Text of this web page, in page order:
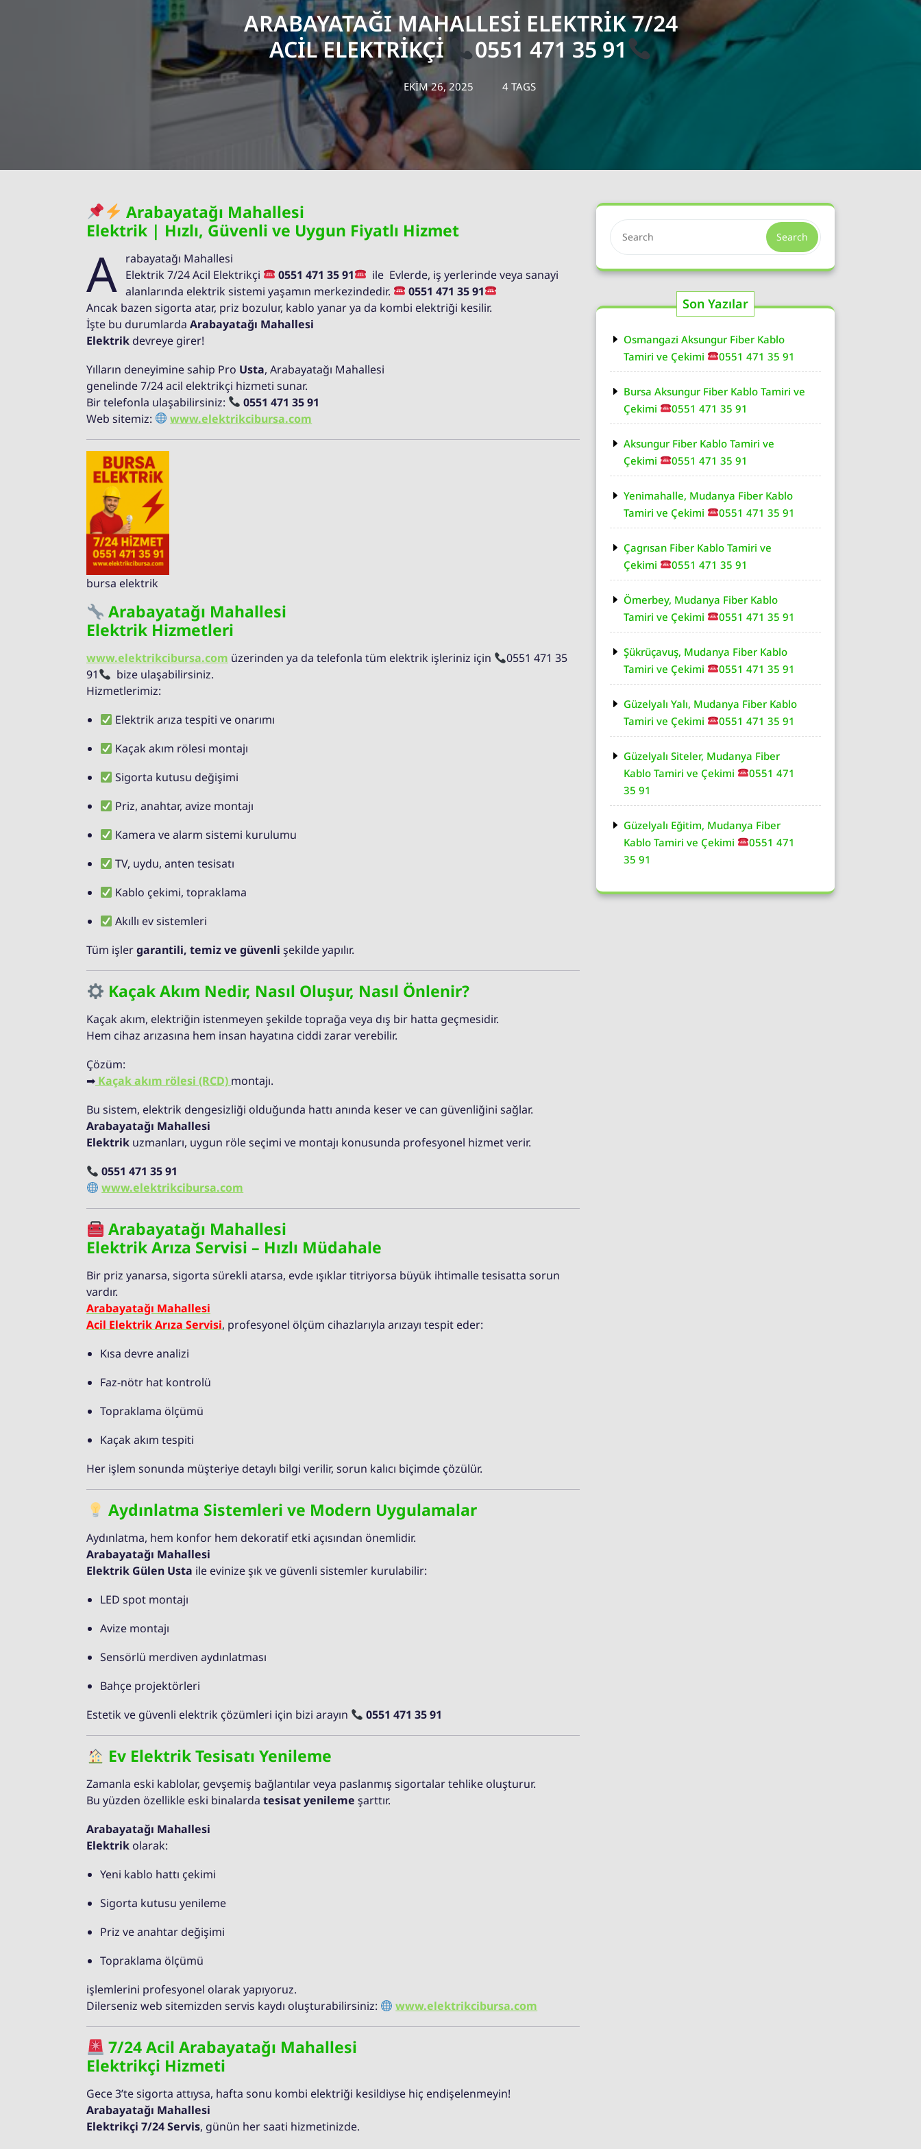
ARABAYATAĞI MAHALLESI ELEKTRIK 7/24
ACIL ELEKTRIKÇI
0551 471 35 91
EKIM 26, 2025 4 TAGS
Arabayatağı Mahallesi
Elektrik | Hızlı, Güvenli ve Uygun Fiyatlı Hizmet
A rabayatağı Mahallesi
Elektrik 7/24 Acil Elektrikçi
0551 471 35 91
ile Evlerde, iş yerlerinde veya sanayi
alanlarında elektrik sistemi yaşamın merkezindedir.
0551 471 35 91
Ancak bazen sigorta atar, priz bozulur, kablo yanar ya da kombi elektriği kesilir.
İşte bu durumlarda Arabayatağı Mahallesi
Elektrik devreye girer!
Yılların deneyimine sahip Pro Usta, Arabayatağı Mahallesi
genelinde 7/24 acil elektrikçi hizmeti sunar.
Bir telefonla ulaşabilirsiniz:
0551 471 35 91
Web sitemiz:
www.elektrikcibursa.com
bursa elektrik
Arabayatağı Mahallesi
Elektrik Hizmetleri
www.elektrikcibursa.com üzerinden ya da telefonla tüm elektrik işleriniz için
0551 471 35
91
bize ulaşabilirsiniz.
Hizmetlerimiz:
Elektrik arıza tespiti ve onarımı
Kaçak akım rölesi montajı
Sigorta kutusu değişimi
Priz, anahtar, avize montajı
Kamera ve alarm sistemi kurulumu
TV, uydu, anten tesisatı
Kablo çekimi, topraklama
Akıllı ev sistemleri
Tüm işlergarantili, temiz ve güvenli şekilde yapılır.
Kaçak Akım Nedir, Nasıl Oluşur, Nasıl Önlenir?
Kaçak akım, elektriğin istenmeyen şekilde toprağa veya dış bir hatta geçmesidir.
Hem cihaz arızasına hem insan hayatına ciddi zarar verebilir.
Çözüm:
➡ Kaçak akım rölesi (RCD) montajı.
Bu sistem, elektrik dengesizliği olduğunda hattı anında keser ve can güvenliğini sağlar.
Arabayatağı Mahallesi
Elektrik uzmanları, uygun röle seçimi ve montajı konusunda profesyonel hizmet verir.
0551 471 35 91
www.elektrikcibursa.com
Arabayatağı Mahallesi
Elektrik Arıza Servisi – Hızlı Müdahale
Bir priz yanarsa, sigorta sürekli atarsa, evde ışıklar titriyorsa büyük ihtimalle tesisatta sorun
vardır.
Arabayatağı Mahallesi
Acil Elektrik Arıza Servisi, profesyonel ölçüm cihazlarıyla arızayı tespit eder:
Kısa devre analizi
Faz-nötr hat kontrolü
Topraklama ölçümü
Kaçak akım tespiti
Her işlem sonunda müşteriye detaylı bilgi verilir, sorun kalıcı biçimde çözülür.
Aydınlatma Sistemleri ve Modern Uygulamalar
Aydınlatma, hem konfor hem dekoratif etki açısından önemlidir.
Arabayatağı Mahallesi
Elektrik Gülen Usta ile evinize şık ve güvenli sistemler kurulabilir:
LED spot montajı
Avize montajı
Sensörlü merdiven aydınlatması
Bahçe projektörleri
Estetik ve güvenli elektrik çözümleri için bizi arayın
0551 471 35 91
Ev Elektrik Tesisatı Yenileme
Zamanla eski kablolar, gevşemiş bağlantılar veya paslanmış sigortalar tehlike oluşturur.
Bu yüzden özellikle eski binalarda tesisat yenileme şarttır.
Arabayatağı Mahallesi
Elektrik olarak:
Yeni kablo hattı çekimi
Sigorta kutusu yenileme
Priz ve anahtar değişimi
Topraklama ölçümü
işlemlerini profesyonel olarak yapıyoruz.
Dilerseniz web sitemizden servis kaydı oluşturabilirsiniz:
www.elektrikcibursa.com
7/24 Acil Arabayatağı Mahallesi
Elektrikçi Hizmeti
Gece 3’te sigorta attıysa, hafta sonu kombi elektriği kesildiyse hiç endişelenmeyin!
Arabayatağı Mahallesi
Elektrikçi 7/24 Servis, günün her saati hizmetinizde.
Search
Son Yazılar
Osmangazi Aksungur Fiber Kablo
Tamiri ve Çekimi
0551 471 35 91
Bursa Aksungur Fiber Kablo Tamiri ve
Çekimi
0551 471 35 91
Aksungur Fiber Kablo Tamiri ve
Çekimi
0551 471 35 91
Yenimahalle, Mudanya Fiber Kablo
Tamiri ve Çekimi
0551 471 35 91
Çagrısan Fiber Kablo Tamiri ve
Çekimi
0551 471 35 91
Ömerbey, Mudanya Fiber Kablo
Tamiri ve Çekimi
0551 471 35 91
Şükrüçavuş, Mudanya Fiber Kablo
Tamiri ve Çekimi
0551 471 35 91
Güzelyalı Yalı, Mudanya Fiber Kablo
Tamiri ve Çekimi
0551 471 35 91
Güzelyalı Siteler, Mudanya Fiber
Kablo Tamiri ve Çekimi
0551 471
35 91
Güzelyalı Eğitim, Mudanya Fiber
Kablo Tamiri ve Çekimi
0551 471
35 91